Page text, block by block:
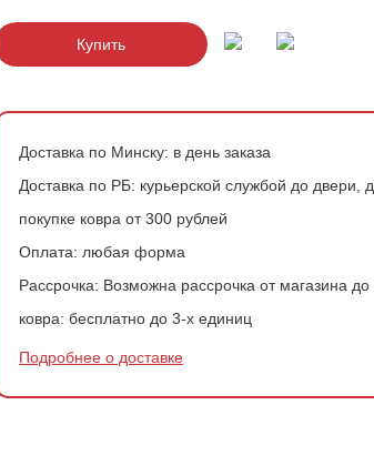
Купить
Доставка по Минску: в день заказа
Доставка по РБ: курьерской службой до двери,
покупке ковра от 300 рублей
Оплата: любая форма
Рассрочка: Возможна рассрочка от магазина
ковра: бесплатно до 3-х единиц
Подробнее о доставке